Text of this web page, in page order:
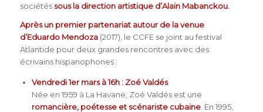
sociétés sous la direction artistique d’Alain Mabanckou.
Après un premier partenariat autour de la venue
d’Eduardo Mendoza(2017), le CCFE se joint au festival
Atlantide pour deux grandes rencontres avec des
écrivains hispanophones :
Vendredi 1er mars à 16h : Zoé Valdés
Née en 1959 à La Havane, Zoé Valdés est une
romancière, poétesse et scénariste cubaine. En 1995,